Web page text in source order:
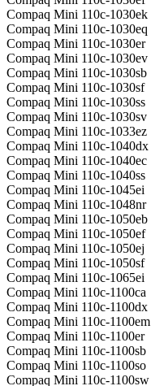
Compaq Mini 110c-1030ek
Compaq Mini 110c-1030eq
Compaq Mini 110c-1030er
Compaq Mini 110c-1030ev
Compaq Mini 110c-1030sb
Compaq Mini 110c-1030sf
Compaq Mini 110c-1030ss
Compaq Mini 110c-1030sv
Compaq Mini 110c-1033ez
Compaq Mini 110c-1040dx
Compaq Mini 110c-1040ec
Compaq Mini 110c-1040ss
Compaq Mini 110c-1045ei
Compaq Mini 110c-1048nr
Compaq Mini 110c-1050eb
Compaq Mini 110c-1050ef
Compaq Mini 110c-1050ej
Compaq Mini 110c-1050sf
Compaq Mini 110c-1065ei
Compaq Mini 110c-1100ca
Compaq Mini 110c-1100dx
Compaq Mini 110c-1100em
Compaq Mini 110c-1100er
Compaq Mini 110c-1100sb
Compaq Mini 110c-1100so
Compaq Mini 110c-1100sw